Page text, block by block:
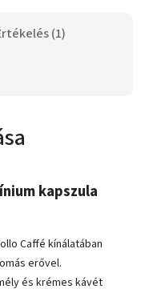
(1)
kapszula
Caffé kínálatában
erővel.
és krémes kávét